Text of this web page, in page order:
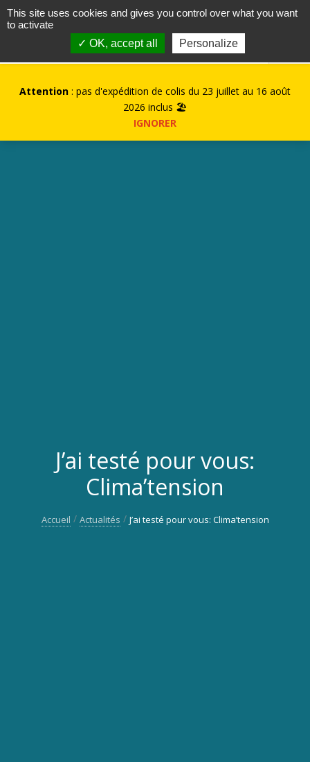
contact@kurioz.org
Attention : pas d'expédition de colis du 23 juillet au 16 août
2026 inclus 🏖️
IGNORER
J’ai testé pour vous:
Clima’tension
Accueil Actualités J’ai testé pour vous: Clima’tension
This site uses cookies and gives you control over what you want
to activate
✓ OK, accept all
Personalize